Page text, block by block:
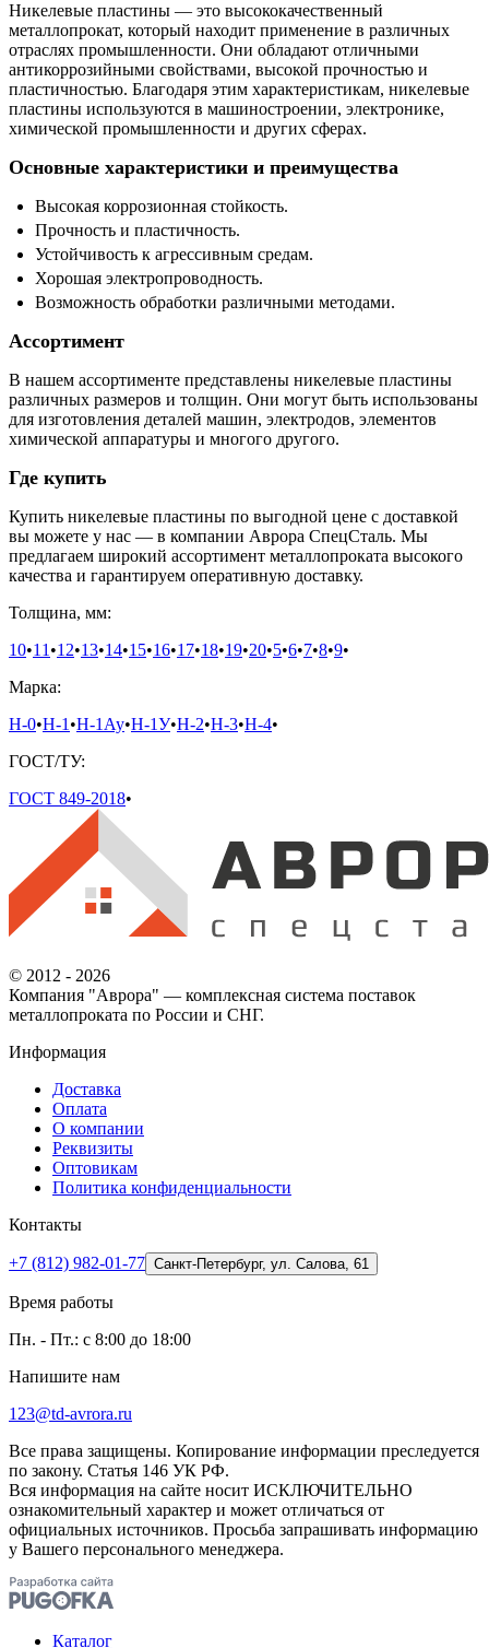
Никелевые пластины — это высококачественный
металлопрокат, который находит применение в различных
отраслях промышленности. Они обладают отличными
антикоррозийными свойствами, высокой прочностью и
пластичностью. Благодаря этим характеристикам, никелевые
пластины используются в машиностроении, электронике,
химической промышленности и других сферах.
Основные характеристики и преимущества
Высокая коррозионная стойкость.
Прочность и пластичность.
Устойчивость к агрессивным средам.
Хорошая электропроводность.
Возможность обработки различными методами.
Ассортимент
В нашем ассортименте представлены никелевые пластины
различных размеров и толщин. Они могут быть использованы
для изготовления деталей машин, электродов, элементов
химической аппаратуры и многого другого.
Где купить
Купить никелевые пластины по выгодной цене с доставкой
вы можете у нас — в компании Аврора СпецСталь. Мы
предлагаем широкий ассортимент металлопроката высокого
качества и гарантируем оперативную доставку.
Толщина, мм:
10•11•12•13•14•15•16•17•18•19•20•5•6•7•8•9•
Марка:
Н-0•Н-1•Н-1Ау•Н-1У•Н-2•Н-3•Н-4•
ГОСТ/ТУ:
ГОСТ 849-2018•
© 2012 - 2026
Компания "Аврора" — комплексная система поставок
металлопроката по России и СНГ.
Информация
Доставка
Оплата
О компании
Реквизиты
Оптовикам
Политика конфиденциальности
Контакты
+7 (812) 982-01-77 Санкт-Петербург, ул. Салова, 61
Время работы
Пн. - Пт.: с 8:00 до 18:00
Напишите нам
123@td-avrora.ru
Все права защищены. Копирование информации преследуется
по закону. Статья 146 УК РФ.
Вся информация на сайте носит ИСКЛЮЧИТЕЛЬНО
ознакомительный характер и может отличаться от
официальных источников. Просьба запрашивать информацию
у Вашего персонального менеджера.
Каталог